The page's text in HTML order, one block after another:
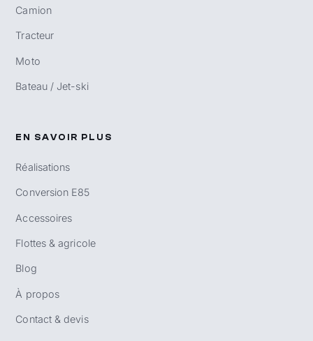
Camion
Tracteur
Moto
Bateau / Jet-ski
EN SAVOIR PLUS
Réalisations
Conversion E85
Accessoires
Flottes & agricole
Blog
À propos
Contact & devis